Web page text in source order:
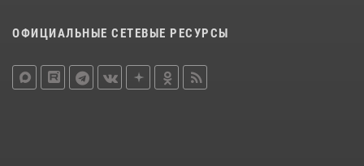
ОФИЦИАЛЬНЫЕ СЕТЕВЫЕ РЕСУРСЫ